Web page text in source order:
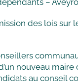
–
des lois sur
nouveau
au conseil